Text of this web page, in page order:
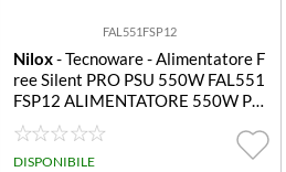
FAL551FSP12
Nilox- Tecnoware - Alimentatore F
ree Silent PRO PSU 550W FAL551
FSP12 ALIMENTATORE 550W PS
U SILENT PRO
DISPONIBILE